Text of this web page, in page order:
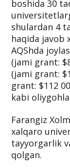
boshida 30
shulardan 4
haqida javob
AQShda
(jami grant:
(jami grant:
grant: $112
kabi
Farangiz
xalqaro
tayyorgarlik
qolgan.